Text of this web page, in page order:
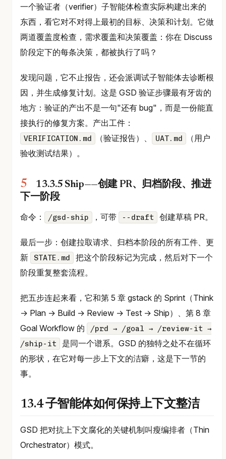
一个验证者（verifier）子智能体检查实际构建出来的
东西，看它对不对得上最初的目标、决策和计划。它做
两道覆盖度检查，需求覆盖和决策覆盖：你在 Discuss
阶段定下的每条决策，都被执行了吗？
发现问题，它不止报告，还会派调试子智能体去诊断根
因，并生成修复计划。这是 GSD 验证步骤最有牙齿的
地方：验证的产出不是一句"还有 bug"，而是一份能直
接执行的修复方案。产出工件：
VERIFICATION.md （验证报告）、 UAT.md
（用户
验收测试结果）。
13.3.5 Ship——创建 PR、归档阶段、推进
下一阶段
命令：
/gsd-ship ，可带 --draft 创建草稿 PR。
最后一步：创建拉取请求、归档本阶段的所有工件、更
新
STATE.md
把这个阶段标记为完成，然后对下一个
阶段重复整套流程。
把五步连起来看，它和第 5 章 gstack 的 Sprint（Think
→ Plan → Build → Review → Test → Ship）、第 8 章
Goal Workflow 的
/prd → /goal → /review-it →
/ship-it
是同一个谱系。GSD 的独特之处不在循环
的形状，在它对每一步上下文的洁癖，这是下一节的
事。
13.4 子智能体如何保持上下文整洁
GSD 把对抗上下文腐化的关键机制叫瘦编排者（Thin
Orchestrator）模式。